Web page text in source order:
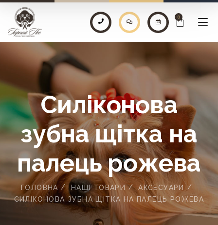
0
ГОЛОВНА НАШІ ТОВАРИ
АКСЕСУАРИ
СИЛІКОНОВА ЗУБНА ЩІТКА НА ПАЛЕЦЬ РОЖЕВА
Силіконова
зубна щітка на
палець рожева